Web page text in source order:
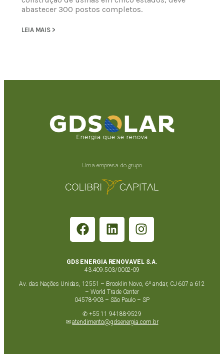
abastecer 300 postos completos.
LEIA MAIS >
Uma empresa do grupo
GDS ENERGIA RENOVAVEL S.A.
43.409.503/0002-09
Av. das Nações Unidas, 12551 – Brooklin Novo, 6º andar, CJ 607 a 612
– World Trade Center
04578-903 – São Paulo – SP
✆ +55 11 94188-9529
✉atendimento@gdsenergia.com.br